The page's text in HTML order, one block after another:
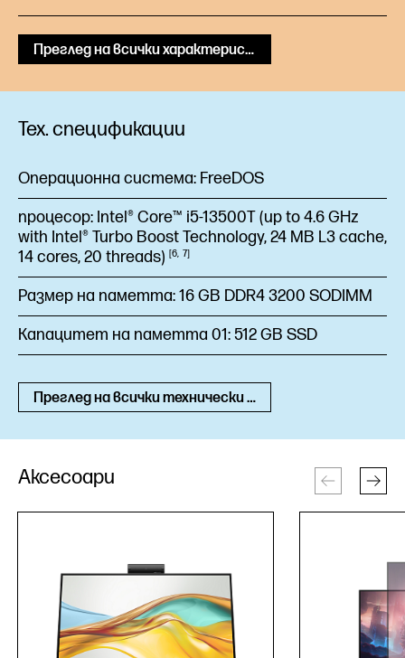
Преглед на всички характеристики
Тех. спецификации
Операционна система: FreeDOS
процесор: Intel® Core™ i5-13500T (up to 4.6 GHz
with Intel® Turbo Boost Technology, 24 MB L3 cache,
14 cores, 20 threads) 6 7
Размер на паметта:16 GB DDR4 3200 SODIMM
Капацитет на паметта 01:512 GB SSD
Преглед на всички технически спецификации
Аксесоари